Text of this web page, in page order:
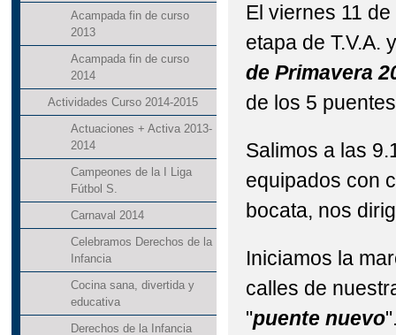
Acampada fin de curso
2013
Acampada fin de curso
2014
Actividades Curso 2014-2015
Actuaciones + Activa 2013-
2014
Campeones de la I Liga
Fútbol S.
Carnaval 2014
Celebramos Derechos de la
Infancia
Cocina sana, divertida y
educativa
Derechos de la Infancia
El viernes 11
etapa de T.V.A.
de Primavera
de los 5
Salimos a las
equipados con
bocata, nos
Iniciamos la
calles de
"puente nuevo